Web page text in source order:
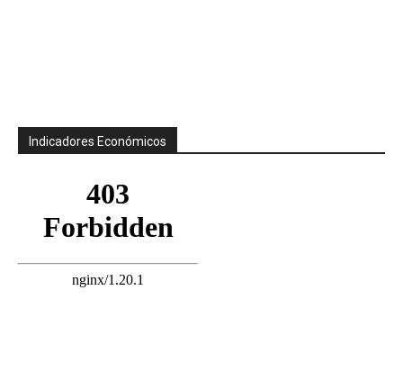
Indicadores Económicos